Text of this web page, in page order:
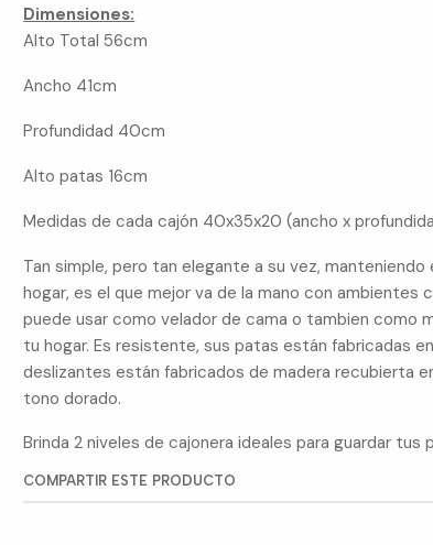
Dimensiones:
Alto Total 56cm
Ancho 41cm
Profundidad 40cm
Alto patas 16cm
Medidas de cada cajón 40x35x20 (ancho x
Tan simple, pero tan elegante a su vez,
hogar, es el que mejor va de la mano con ambientes
puede usar como velador de cama o tambien como
tu hogar. Es resistente, sus patas están fabricadas
deslizantes están fabricados de madera recubierta
tono dorado.
Brinda 2 niveles de cajonera ideales para guardar tus
COMPARTIR ESTE PRODUCTO